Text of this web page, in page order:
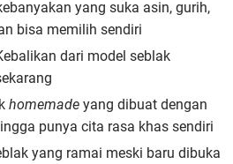
yang suka asin, gurih,
bisa memilih sendiri
dari model seblak
homemade yang dibuat dengan
punya cita rasa khas sendiri
yang ramai meski baru dibuka